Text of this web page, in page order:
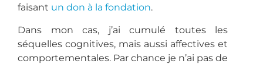
faisant un don à la fondation.
Dans mon cas, j’ai cumulé toutes les
séquelles cognitives, mais aussi affectives et
comportementales. Par chance je n’ai pas de